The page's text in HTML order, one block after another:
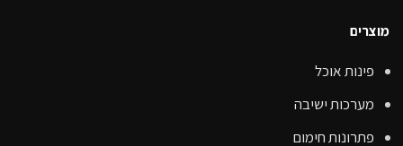
מוצרים
פינות אוכל
מערכות ישיבה
פתרונות חימום